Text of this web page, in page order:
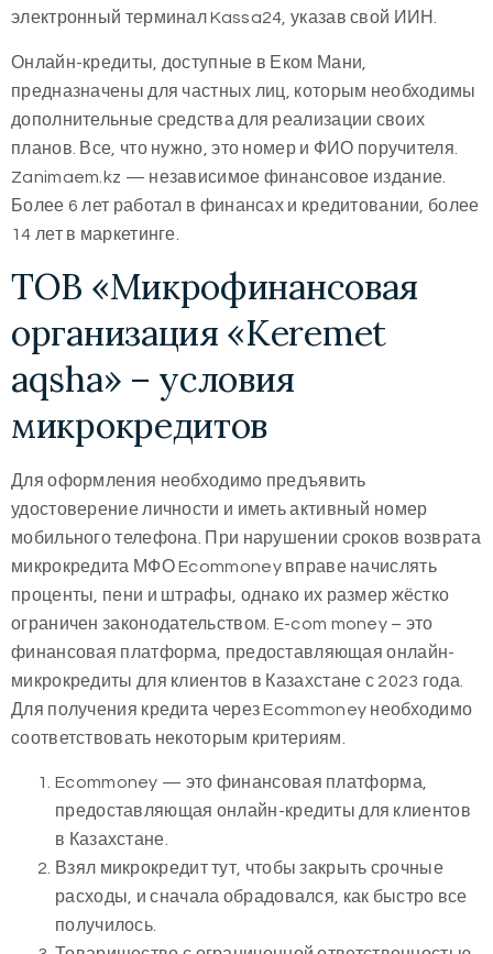
электронный терминал Kassa24, указав свой ИИН.
Онлайн-кредиты, доступные в Еком Мани,
предназначены для частных лиц, которым необходимы
дополнительные средства для реализации своих
планов. Все, что нужно, это номер и ФИО поручителя.
Zanimaem.kz — независимое финансовое издание.
Более 6 лет работал в финансах и кредитовании, более
14 лет в маркетинге.
ТОВ «Микрофинансовая
организация «Keremet
aqsha» – условия
микрокредитов
Для оформления необходимо предъявить
удостоверение личности и иметь активный номер
мобильного телефона. При нарушении сроков возврата
микрокредита МФО Ecommoney вправе начислять
проценты, пени и штрафы, однако их размер жёстко
ограничен законодательством. E-com money – это
финансовая платформа, предоставляющая онлайн-
микрокредиты для клиентов в Казахстане с 2023 года.
Для получения кредита через Ecommoney необходимо
соответствовать некоторым критериям.
Ecommoney — это финансовая платформа,
предоставляющая онлайн-кредиты для клиентов
в Казахстане.
Взял микрокредит тут, чтобы закрыть срочные
расходы, и сначала обрадовался, как быстро все
получилось.